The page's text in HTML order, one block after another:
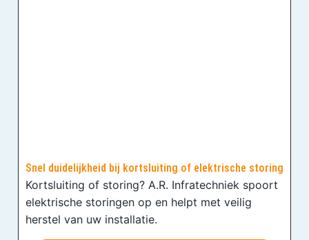
Snel duidelijkheid bij kortsluiting of elektrische storing
Kortsluiting of storing? A.R. Infratechniek spoort
elektrische storingen op en helpt met veilig
herstel van uw installatie.